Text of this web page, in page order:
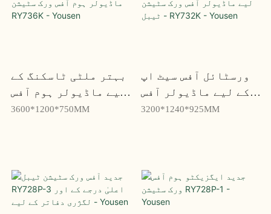
بہتر ملٹی ٹاسکنگ کے
لیے ماڈیولر ہوم آفس
ورک سٹیشن RY736K -
3600*1200*750MM
ورسٹائل آفس سیٹ اپ
کے لیے ماڈیولر آفس
ورک سٹیشن ٹیبل -
3200*1240*925MM